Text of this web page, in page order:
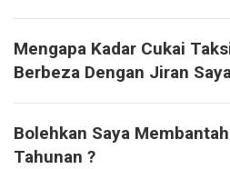
Mengapa Kadar Cukai
Berbeza Dengan Jiran
Bolehkan Saya
Tahunan ?